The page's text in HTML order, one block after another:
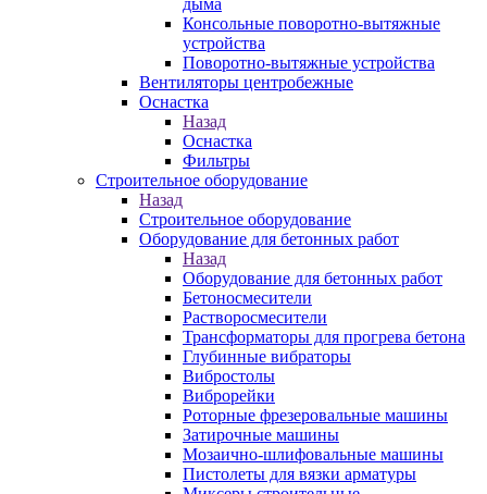
дыма
Консольные поворотно-вытяжные
устройства
Поворотно-вытяжные устройства
Вентиляторы центробежные
Оснастка
Назад
Оснастка
Фильтры
Строительное оборудование
Назад
Строительное оборудование
Оборудование для бетонных работ
Назад
Оборудование для бетонных работ
Бетоносмесители
Растворосмесители
Трансформаторы для прогрева бетона
Глубинные вибраторы
Вибростолы
Виброрейки
Роторные фрезеровальные машины
Затирочные машины
Мозаично-шлифовальные машины
Пистолеты для вязки арматуры